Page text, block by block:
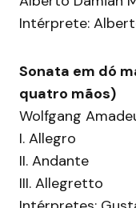
Intérprete:
Sonata em dó
quatro mãos)
Wolfgang
I. Allegro
II. Andante
III. Allegretto